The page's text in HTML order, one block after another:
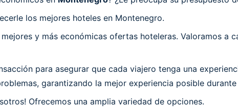
los mejores hoteles en Montenegro.
y más económicas ofertas hoteleras. Valoramos
para asegurar que cada viajero tenga una
garantizando la mejor experiencia posible
Ofrecemos una amplia variedad de opciones.